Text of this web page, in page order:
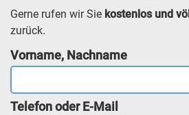
Gerne rufen wir Sie kostenlos und
zurück.
Vorname, Nachname
Telefon oder E-Mail